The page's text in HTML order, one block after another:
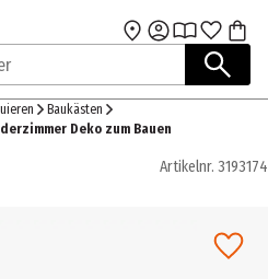
Zum Hauptinhalt
Baukästen
Deko zum Bauen
Artikelnr. 3193174